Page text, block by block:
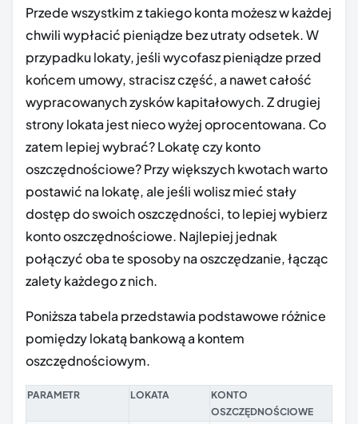
Przede wszystkim z takiego konta możesz w każdej
chwili wypłacić pieniądze bez utraty odsetek. W
przypadku lokaty, jeśli wycofasz pieniądze przed
końcem umowy, stracisz część, a nawet całość
wypracowanych zysków kapitałowych. Z drugiej
strony lokata jest nieco wyżej oprocentowana. Co
zatem lepiej wybrać? Lokatę czy konto
oszczędnościowe? Przy większych kwotach warto
postawić na lokatę, ale jeśli wolisz mieć stały
dostęp do swoich oszczędności, to lepiej wybierz
konto oszczędnościowe. Najlepiej jednak
połączyć oba te sposoby na oszczędzanie, łącząc
zalety każdego z nich.
Poniższa tabela przedstawia podstawowe różnice
pomiędzy lokatą bankową a kontem
oszczędnościowym.
PARAMETR LOKATA
KONTO
OSZCZĘDNOŚCIOWE